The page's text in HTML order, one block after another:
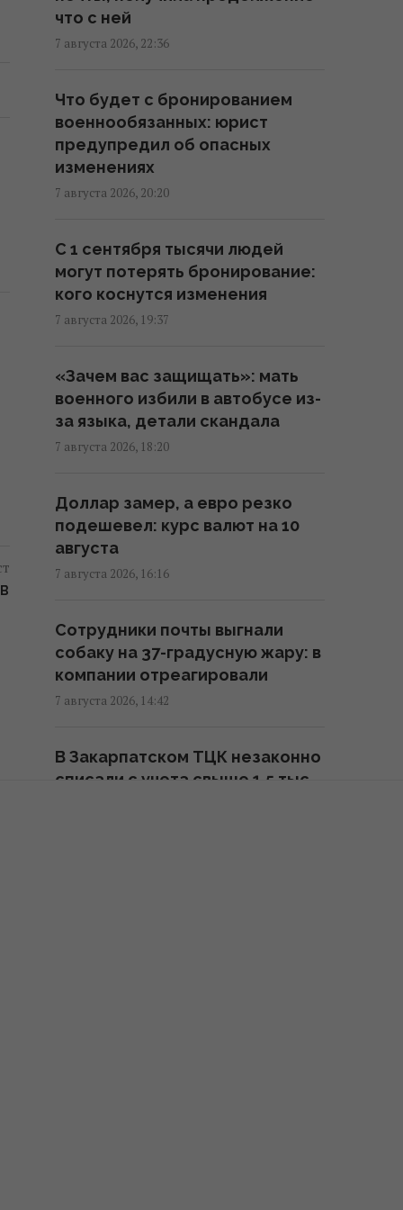
Atlantic
19:23 пятница, 07 августа 2026
База ФСБ, корабли и ЗРК "Бук":
Мадяр раскрыл результаты
ударов по российским целям
(видео)
18:33 пятница, 07 августа 2026
Зеленский впервые поедет с
официальным визитом в
Сербию: названа дата
17:18 пятница, 07 августа 2026
Россия ударила по
футбольному стадиону
"Черноморец" в Одессе, есть
раненые (фото, видео)
Дроны уже полдня атакуют
Крым: ГУР провел "морской
парад" в Ялте
"Будет волна банкротства":
разгром складов Wildberries
больно бьет по РФ, - Die Welt
В уголовном деле рынка
что с ней
7 августа 2026, 22:36
Что будет с бронированием
военнообязанных: юрист
предупредил об опасных
изменениях
7 августа 2026, 20:20
С 1 сентября тысячи людей
могут потерять бронирование:
кого коснутся изменения
7 августа 2026, 19:37
«Зачем вас защищать»: мать
военного избили в автобусе из-
за языка, детали скандала
7 августа 2026, 18:20
Доллар замер, а евро резко
подешевел: курс валют на 10
августа
7 августа 2026, 16:16
Сотрудники почты выгнали
собаку на 37-градусную жару: в
компании отреагировали
7 августа 2026, 14:42
В Закарпатском ТЦК незаконно
списали с учета свыше 1,5 тыс